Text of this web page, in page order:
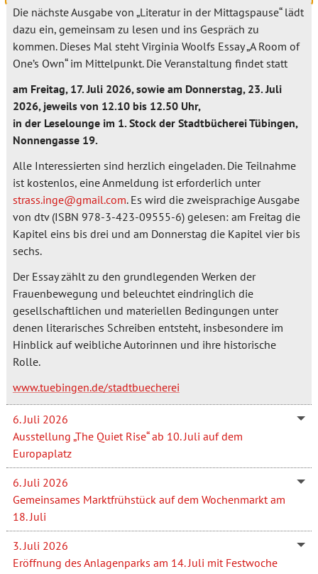
Die nächste Ausgabe von „Literatur in der Mittagspause“ lädt
dazu ein, gemeinsam zu lesen und ins Gespräch zu
kommen. Dieses Mal steht Virginia Woolfs Essay „A Room of
One’s Own“ im Mittelpunkt. Die Veranstaltung findet statt
am Freitag, 17. Juli 2026, sowie am Donnerstag, 23. Juli
2026, jeweils von 12.10 bis 12.50 Uhr,
in der Leselounge im 1. Stock der Stadtbücherei Tübingen,
Nonnengasse 19.
Alle Interessierten sind herzlich eingeladen. Die Teilnahme
ist kostenlos, eine Anmeldung ist erforderlich unter
strass.inge@gmail.com. Es wird die zweisprachige Ausgabe
von dtv (ISBN 978-3-423-09555-6) gelesen: am Freitag die
Kapitel eins bis drei und am Donnerstag die Kapitel vier bis
sechs.
Der Essay zählt zu den grundlegenden Werken der
Frauenbewegung und beleuchtet eindringlich die
gesellschaftlichen und materiellen Bedingungen unter
denen literarisches Schreiben entsteht, insbesondere im
Hinblick auf weibliche Autorinnen und ihre historische
Rolle.
www.tuebingen.de/stadtbuecherei
6. Juli 2026
Ausstellung „The Quiet Rise“ ab 10. Juli auf dem
Europaplatz
6. Juli 2026
Gemeinsames Marktfrühstück auf dem Wochenmarkt am
18. Juli
3. Juli 2026
Eröffnung des Anlagenparks am 14. Juli mit Festwoche